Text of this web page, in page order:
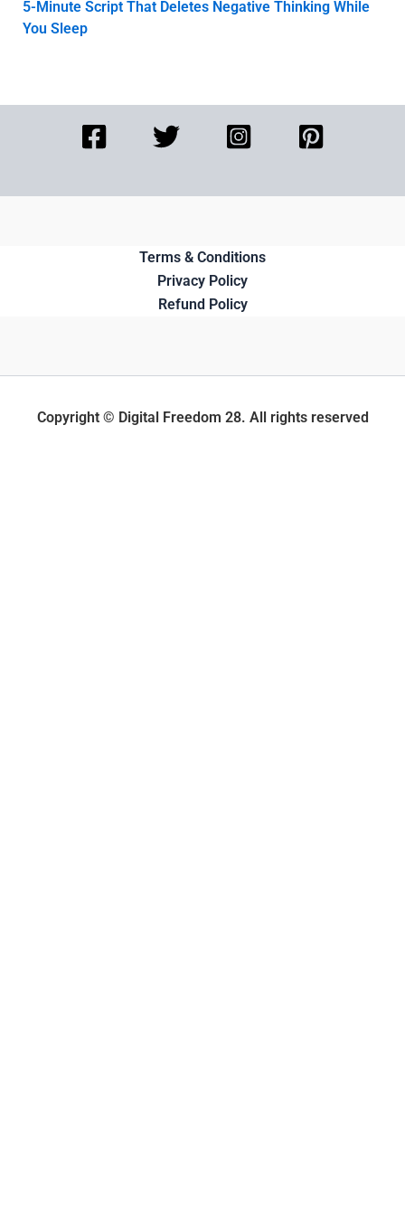
5-Minute Script That Deletes Negative Thinking While
You Sleep
Terms & Conditions
Privacy Policy
Refund Policy
Copyright © Digital Freedom 28. All rights reserved